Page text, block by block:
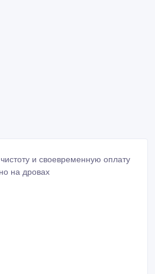
и своевременную оплату
на дровах